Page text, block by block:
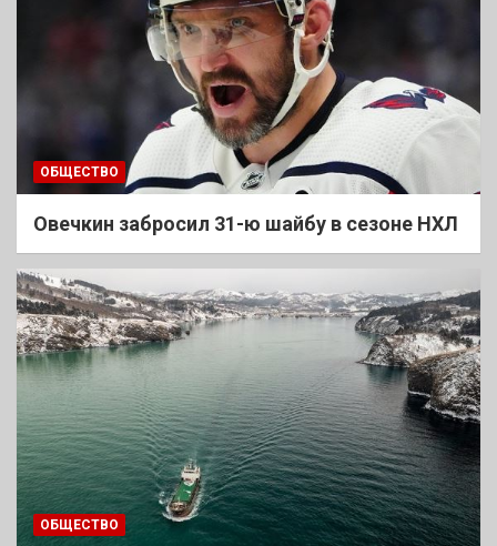
ОБЩЕСТВО
Овечкин забросил 31-ю шайбу в сезоне НХЛ
ОБЩЕСТВО